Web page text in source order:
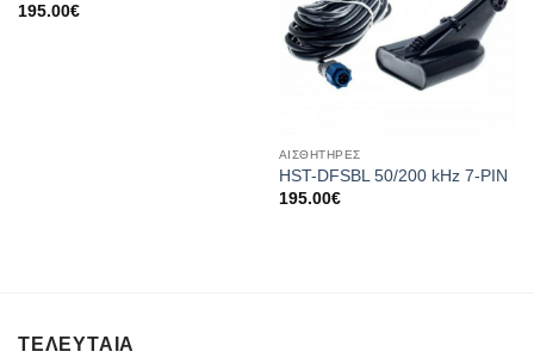
195.00€
ΑΙΣΘΗΤΉΡΕΣ
HST-DFSBL 50/200 kHz 7-PIN
195.00€
ΤΕΛΕΥΤΑΊΑ